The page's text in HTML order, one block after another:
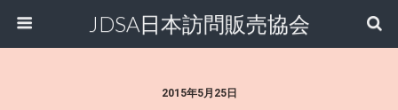
JDSA日本訪問販売協会
2015年5月25日